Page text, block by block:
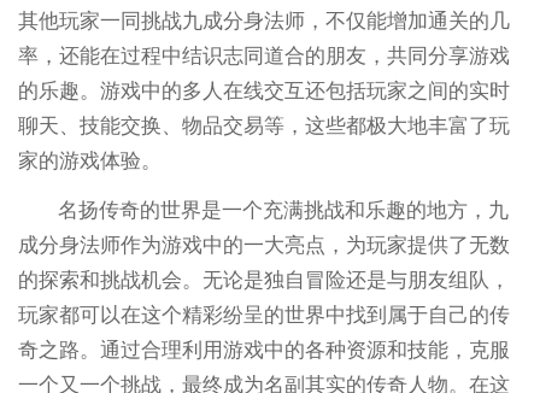
其他玩家一同挑战九成分身法师，不仅能增加通关的几
率，还能在过程中结识志同道合的朋友，共同分享游戏
的乐趣。游戏中的多人在线交互还包括玩家之间的实时
聊天、技能交换、物品交易等，这些都极大地丰富了玩
家的游戏体验。
名扬传奇的世界是一个充满挑战和乐趣的地方，九
成分身法师作为游戏中的一大亮点，为玩家提供了无数
的探索和挑战机会。无论是独自冒险还是与朋友组队，
玩家都可以在这个精彩纷呈的世界中找到属于自己的传
奇之路。通过合理利用游戏中的各种资源和技能，克服
一个又一个挑战，最终成为名副其实的传奇人物。在这